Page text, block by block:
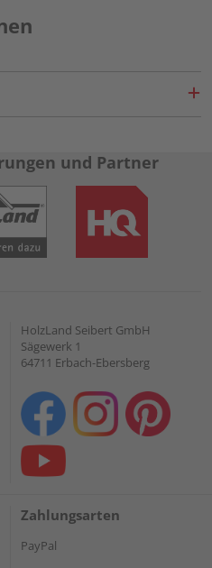
und Partner
HolzLand Seibert GmbH
Sägewerk 1
64711 Erbach-Ebersberg
Zahlungsarten
PayPal